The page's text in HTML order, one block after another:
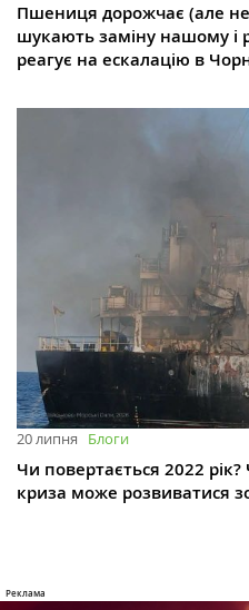
Пшениця дорожчає (але не
шукають заміну нашому і
реагує на ескалацію в
20 липня Блоги
Чи повертається 2022
криза може розвиватися